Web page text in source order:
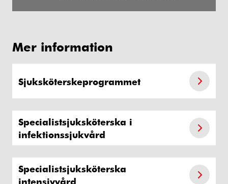
Mer information
Sjuksköterskeprogrammet
Specialistsjuksköterska i
infektionssjukvård
Specialistsjuksköterska
intensivvård